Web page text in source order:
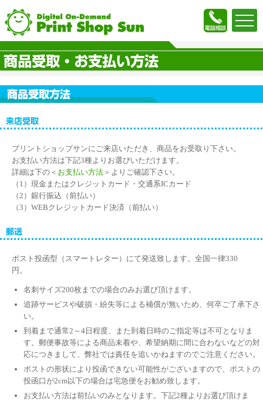
プリントショップサンにご来店いただき、商品をお受取り下さい。
お支払い方法は下記3種よりお選びいただけます。
詳細は下の＜ お支払い方法＞よりご確認下さい。
（1）現金またはクレジットカード・交通系ICカード
（2）銀行振込（前払い）
（3）WEBクレジットカード決済（前払い）
ポスト投函型（スマートレター）にて発送致します。全国一律330
円。
名刺サイズ200枚までの場合のみお選び頂けます。
追跡サービスや破損・紛失等による補償が無いため、何卒ご了承下さ
い。
到着まで通常2～4日程度、また到着日時のご指定等は不可となりま
す。郵便事故等による商品未着や、希望納期に間に合わないなどの対
応につきまして、弊社では責任を追いかねますのでご注意ください。
ポストの形状により投函できない可能性がございますので、ポストの
投函口が2cm以下の場合は宅急便をお勧め致します。
お支払い方法は前払いのみとなります。下記2種よりお選び頂けま